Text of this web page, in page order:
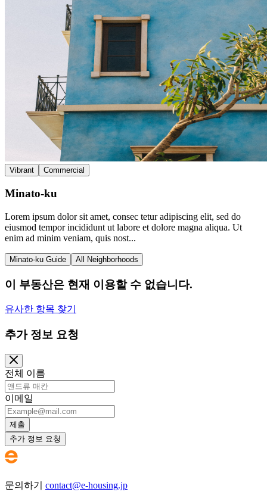
Vibrant Commercial
Minato-ku
Lorem ipsum dolor sit amet, consec tetur adipiscing elit, sed do
eiusmod tempor incididunt ut labore et dolore magna aliqua. Ut
enim ad minim veniam, quis nost...
Minato-ku Guide All Neighborhoods
이 부동산은 현재 이용할 수 없습니다.
유사한 항목 찾기
추가 정보 요청
전체 이름
이메일
제출
추가 정보 요청
문의하기 contact@e-housing.jp